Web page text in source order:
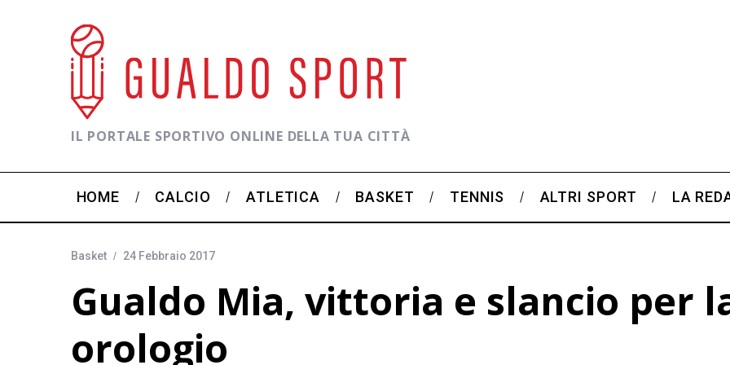
IL PORTALE SPORTIVO ONLINE DELLA TUA CITTÀ
HOME CALCIO ATLETICA BASKET TENNIS ALTRI SPORT LA
Basket 24 Febbraio 2017
Gualdo Mia, vittoria e slancio per
orologio